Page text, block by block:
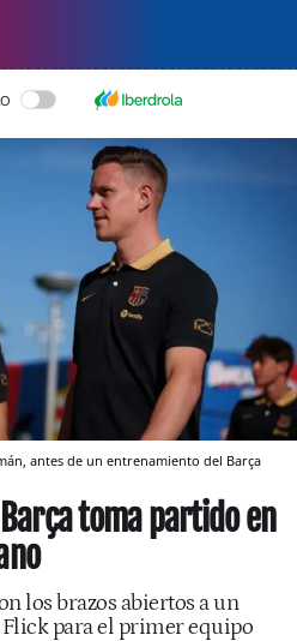
antes de un entrenamiento del Barça
toma partido en
los brazos abiertos a un
para el primer equipo